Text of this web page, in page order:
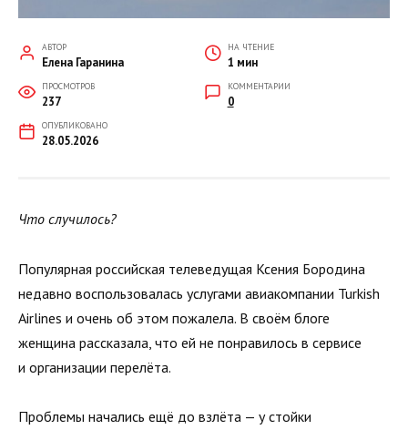
АВТОР
Елена Гаранина
НА ЧТЕНИЕ
1 мин
ПРОСМОТРОВ
237
КОММЕНТАРИИ
0
ОПУБЛИКОВАНО
28.05.2026
Что случилось?
Популярная российская телеведущая Ксения Бородина
недавно воспользовалась услугами авиакомпании Turkish
Airlines и очень об этом пожалела. В своём блоге
женщина рассказала, что ей не понравилось в сервисе
и организации перелёта.
Проблемы начались ещё до взлёта — у стойки